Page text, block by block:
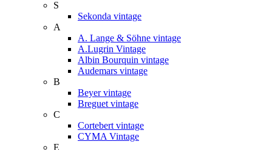
S
Sekonda vintage
A
A. Lange & Söhne vintage
A.Lugrin Vintage
Albin Bourquin vintage
Audemars vintage
B
Beyer vintage
Breguet vintage
C
Cortebert vintage
CYMA Vintage
E